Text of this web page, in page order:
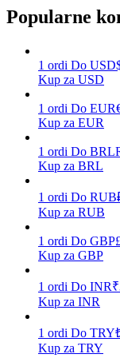
Zarabiać
Codziennie
Popularne
1 ordi Do USD
Kup za USD
1 ordi Do EUR
Kup za EUR
1 ordi Do BRL
Kup za BRL
1 ordi Do RUB
Kup za RUB
1 ordi Do GBP
Kup za GBP
1 ordi Do INR₹
Kup za INR
1 ordi Do TRY
Kup za TRY